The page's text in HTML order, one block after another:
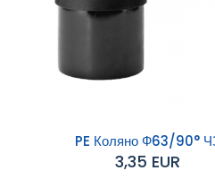
PE Коляно Ф63/90°
3,35 EUR